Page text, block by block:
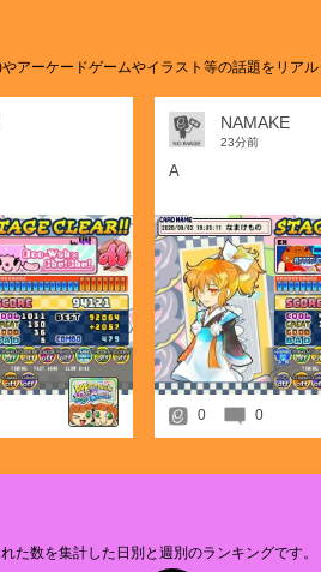
2026.04.21
2026.04.15
e-amusementアプリ ver
e-amusementアプリ動作環境
イラストアイデア募集 開催
2026.03.31
「コナクレ 4月ログインスタ
2026.03.24
「シーズンイベント2026 キ
2026.03.11
イラストアイデア募集 開催
2026.03.02
「コナクレ 3月ログインスタ
2026.02.24
イラストアイデア募集 開催
アーケードゲームやイラスト等の話題をリア
NAMAKE
23分前
A
0 0
数を集計した日別と週別のランキングです。